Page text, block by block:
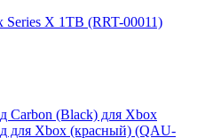
Series X 1TB (RRT-00011)
Carbon (Black) для Xbox
для Xbox (красный) (QAU-